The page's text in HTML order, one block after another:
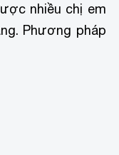
nhiều chị em
Phương pháp